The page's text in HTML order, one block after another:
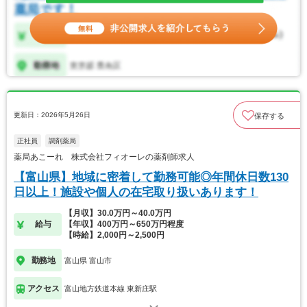
更新日：2026年5月26日 保存する
正社員 調剤薬局
薬局あこーれ 株式会社フィオーレの薬剤師求人
【富山県】地域に密着して勤務可能◎年間休日数130
日以上！施設や個人の在宅取り扱いあります！
給与
【月収】30.0万円～40.0万円
【年収】400万円～650万円程度
【時給】2,000円～2,500円
勤務地 富山県 富山市
アクセス 富山地方鉄道本線 東新庄駅